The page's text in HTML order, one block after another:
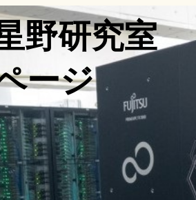
野研究室
ージ